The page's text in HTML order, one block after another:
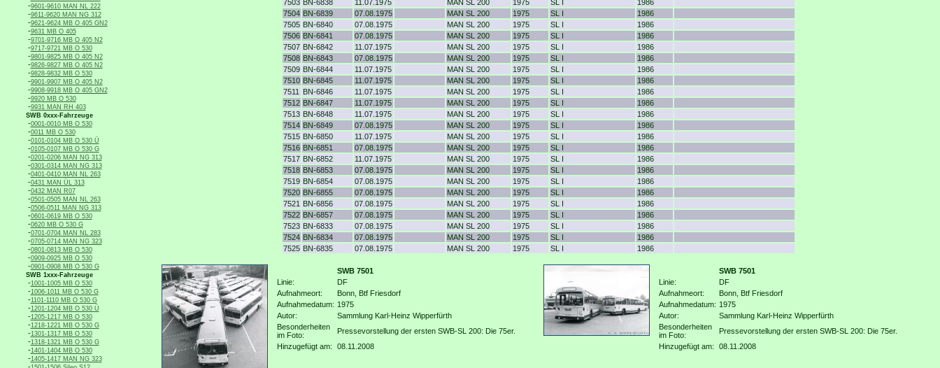
-9601-9610 MAN NL 222
-9611-9620 MAN NG 312
-9621-9624 MB O 405 GN2
-9631 MB O 405
-9701-9716 MB O 405 N2
-9717-9721 MB O 530
-9801-9825 MB O 405 N2
-9826-9827 MB O 405 N2
-9828-9832 MB O 530
-9901-9907 MB O 405 N2
-9908-9918 MB O 405 GN2
-9920 MB O 530
-9931 MAN RH 403
SWB 0xxx-Fahrzeuge
-0001-0010 MB O 530
-0011 MB O 530
-0101-0104 MB O 530 Ü
-0105-0107 MB O 530 G
-0201-0206 MAN NG 313
-0301-0314 MAN NG 313
-0401-0410 MAN NL 263
-0431 MAN ÜL 313
-0432 MAN R07
-0501-0505 MAN NL 263
-0506-0511 MAN NG 313
-0601-0619 MB O 530
-0620 MB O 530 G
-0701-0704 MAN NL 283
-0705-0714 MAN NG 323
-0801-0813 MB O 530
-0909-0925 MB O 530
-0901-0908 MB O 530 G
SWB 1xxx-Fahrzeuge
-1001-1005 MB O 530
-1006-1011 MB O 530 G
-1101-1110 MB O 530 G
-1201-1204 MB O 530 Ü
-1205-1217 MB O 530
-1218-1221 MB O 530 G
-1301-1317 MB O 530
-1318-1321 MB O 530 G
-1401-1404 MB O 530
-1405-1417 MAN NG 323
7503 BN-6838 11.07.1975 MAN SL 200 1975 SL I
1986
7504 BN-6839 07.08.1975 MAN SL 200 1975 SL I
1986
7505 BN-6840 07.08.1975 MAN SL 200 1975 SL I
1986
7506 BN-6841 07.08.1975 MAN SL 200 1975 SL I
1986
7507 BN-6842 11.07.1975 MAN SL 200 1975 SL I
1986
7508 BN-6843 07.08.1975 MAN SL 200 1975 SL I
1986
7509 BN-6844 11.07.1975 MAN SL 200 1975 SL I
1986
7510 BN-6845 11.07.1975 MAN SL 200 1975 SL I
1986
7511
BN-6846 11.07.1975 MAN SL 200 1975 SL I
1986
7512 BN-6847 11.07.1975 MAN SL 200 1975 SL I
1986
7513 BN-6848 11.07.1975 MAN SL 200 1975 SL I
1986
7514 BN-6849 07.08.1975 MAN SL 200 1975 SL I
1986
7515 BN-6850 11.07.1975 MAN SL 200 1975 SL I
1986
7516 BN-6851 07.08.1975 MAN SL 200 1975 SL I
1986
7517 BN-6852 11.07.1975 MAN SL 200 1975 SL I
1986
7518 BN-6853 07.08.1975 MAN SL 200 1975 SL I
1986
7519 BN-6854 07.08.1975 MAN SL 200 1975 SL I
1986
7520 BN-6855 07.08.1975 MAN SL 200 1975 SL I
1986
7521 BN-6856 07.08.1975 MAN SL 200 1975 SL I
1986
7522 BN-6857 07.08.1975 MAN SL 200 1975 SL I
1986
7523 BN-6833 07.08.1975 MAN SL 200 1975 SL I
1986
7524 BN-6834 07.08.1975 MAN SL 200 1975 SL I
1986
7525 BN-6835 07.08.1975 MAN SL 200 1975 SL I 1986
SWB 7501
Linie:
DF
Aufnahmeort:
Bonn, Btf Friesdorf
Aufnahmedatum: 1975
Autor:
Sammlung Karl-Heinz Wipperfürth
Besonderheiten
im Foto:
Pressevorstellung der ersten SWB-SL 200: Die 75er.
Hinzugefügt am:
08.11.2008
SWB 7501
Linie:
DF
Aufnahmeort:
Bonn, Btf Friesdorf
Aufnahmedatum: 1975
Autor:
Sammlung Karl-Heinz Wipperfürth
Besonderheiten
im Foto:
Pressevorstellung der ersten SWB-SL 200: Die 75er.
Hinzugefügt am:
08.11.2008